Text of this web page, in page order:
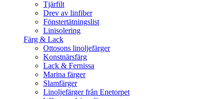
Tjärfilt
Drev av linfiber
Fönstertätningslist
Linisolering
Färg & Lack
Ottosons linoljefärger
Konstnärsfärg
Lack & Fernissa
Marina färger
Slamfärger
Linoljefärger från Enetorpet